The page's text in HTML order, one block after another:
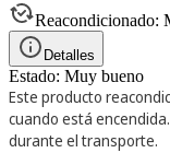
Reacondicionado:
Detalles
Estado: Muy bueno
Este producto
cuando está
durante el transporte.